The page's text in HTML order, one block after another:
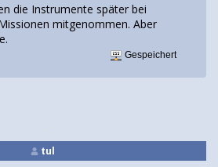
die Instrumente später bei
mitgenommen. Aber
Gespeichert
tul